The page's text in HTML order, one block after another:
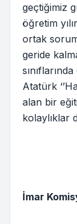
geçtiğimiz
öğretim
ortak
geride
Atatürk
alan bir
kolaylıklar
İmar